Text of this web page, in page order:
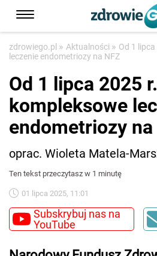
zdrowiego.pl » Aktualności » Od 1
leczenie endometriozy na NFZ
Od 1 lipca 2025 r.
kompleksowe
endometriozy na
oprac. Wioleta Matela-
Ten tekst przeczytasz w 1 minutę
01 lipca 2025, 11:01
Subskrybuj nas na
YouTube